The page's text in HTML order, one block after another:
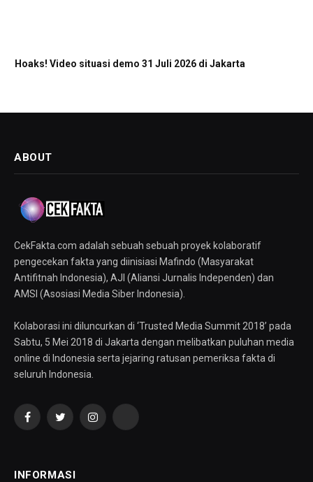
Hoaks! Video situasi demo 31 Juli 2026 di Jakarta
ABOUT
CekFakta.com adalah sebuah sebuah proyek kolaboratif
pengecekan fakta yang diinisiasi Mafindo (Masyarakat
Antifitnah Indonesia), AJI (Aliansi Jurnalis Independen) dan
AMSI (Asosiasi Media Siber Indonesia).
Kolaborasi ini diluncurkan di ‘Trusted Media Summit 2018’ pada
Sabtu, 5 Mei 2018 di Jakarta dengan melibatkan puluhan media
online di Indonesia serta jejaring ratusan pemeriksa fakta di
seluruh Indonesia.
FacebookTwitterInstagramYouTube
INFORMASI